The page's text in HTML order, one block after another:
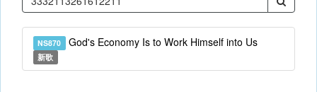
NS870 God's Economy Is to Work Himself into Us
新歌